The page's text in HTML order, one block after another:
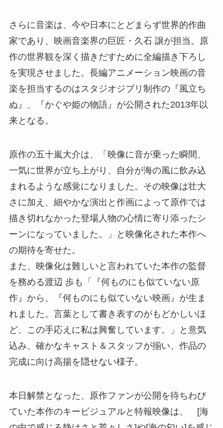
さらに音楽は、今や日本にとどまらず世界的作曲
家であり、映画音楽界の巨匠・久石 譲が担当。原
作の世界観を深く描きだすために全編描き下ろし
を実現させました。長編アニメーション映画の音
楽を担当するのはスタジオジブリ制作の『風立ち
ぬ』、『かぐや姫の物語』が公開された2013年以
来となる。
原作の五十嵐大介は、「映像に音が乗った瞬間、
一気に世界が立ち上がり、自分が海の風に飲み込
まれるような感覚になりました。その映像は壮大
さに加え、細やかな演出と作画によって原作では
描き切れなかった登場人物の心情に寄り添ったシ
ーンになっていました。」と映像化された本作へ
の期待を寄せた。
また、映像化は難しいと言われていた本作の監督
を務める渡辺 歩も「『何ものにも似ていない原
作』から、『何ものにも似ていない映画』が生ま
れました。言葉として書き表すのがもどかしいほ
ど、この手応えに私は興奮しています。」と意気
込み、確かなキャスト＆スタッフが揃い、作品の
完成に向け高揚を隠せない様子。
本日解禁となった、原作ファンが公開を待ちわび
ていた本作のキービジュアルと特報映像は、 [海